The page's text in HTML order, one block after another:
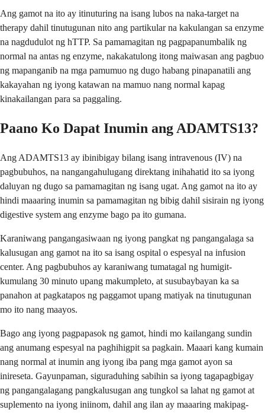
Ang gamot na ito ay itinuturing na isang lubos na naka-target na
therapy dahil tinutugunan nito ang partikular na kakulangan sa enzyme
na nagdudulot ng hTTP. Sa pamamagitan ng pagpapanumbalik ng
normal na antas ng enzyme, nakakatulong itong maiwasan ang pagbuo
ng mapanganib na mga pamumuo ng dugo habang pinapanatili ang
kakayahan ng iyong katawan na mamuo nang normal kapag
kinakailangan para sa paggaling.
Paano Ko Dapat Inumin ang ADAMTS13?
Ang ADAMTS13 ay ibinibigay bilang isang intravenous (IV) na
pagbubuhos, na nangangahulugang direktang inihahatid ito sa iyong
daluyan ng dugo sa pamamagitan ng isang ugat. Ang gamot na ito ay
hindi maaaring inumin sa pamamagitan ng bibig dahil sisirain ng iyong
digestive system ang enzyme bago pa ito gumana.
Karaniwang pangangasiwaan ng iyong pangkat ng pangangalaga sa
kalusugan ang gamot na ito sa isang ospital o espesyal na infusion
center. Ang pagbubuhos ay karaniwang tumatagal ng humigit-
kumulang 30 minuto upang makumpleto, at susubaybayan ka sa
panahon at pagkatapos ng paggamot upang matiyak na tinutugunan
mo ito nang maayos.
Bago ang iyong pagpapasok ng gamot, hindi mo kailangang sundin
ang anumang espesyal na paghihigpit sa pagkain. Maaari kang kumain
nang normal at inumin ang iyong iba pang mga gamot ayon sa
inireseta. Gayunpaman, siguraduhing sabihin sa iyong tagapagbigay
ng pangangalagang pangkalusugan ang tungkol sa lahat ng gamot at
suplemento na iyong iniinom, dahil ang ilan ay maaaring makipag-